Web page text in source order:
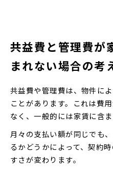
共益費と管理費が
まれない場合の考
共益費や管理費は、物件に
ことがあります。これは費
なく、一般的には家賃に含
月々の支払い額が同じでも
るかどうかによって、契約
すさが変わります。